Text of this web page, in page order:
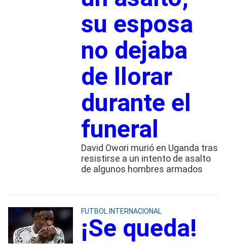
su esposa
no dejaba
de llorar
durante el
funeral
David Owori murió en Uganda tras
resistirse a un intento de asalto
de algunos hombres armados
FUTBOL INTERNACIONAL
¡Se queda!